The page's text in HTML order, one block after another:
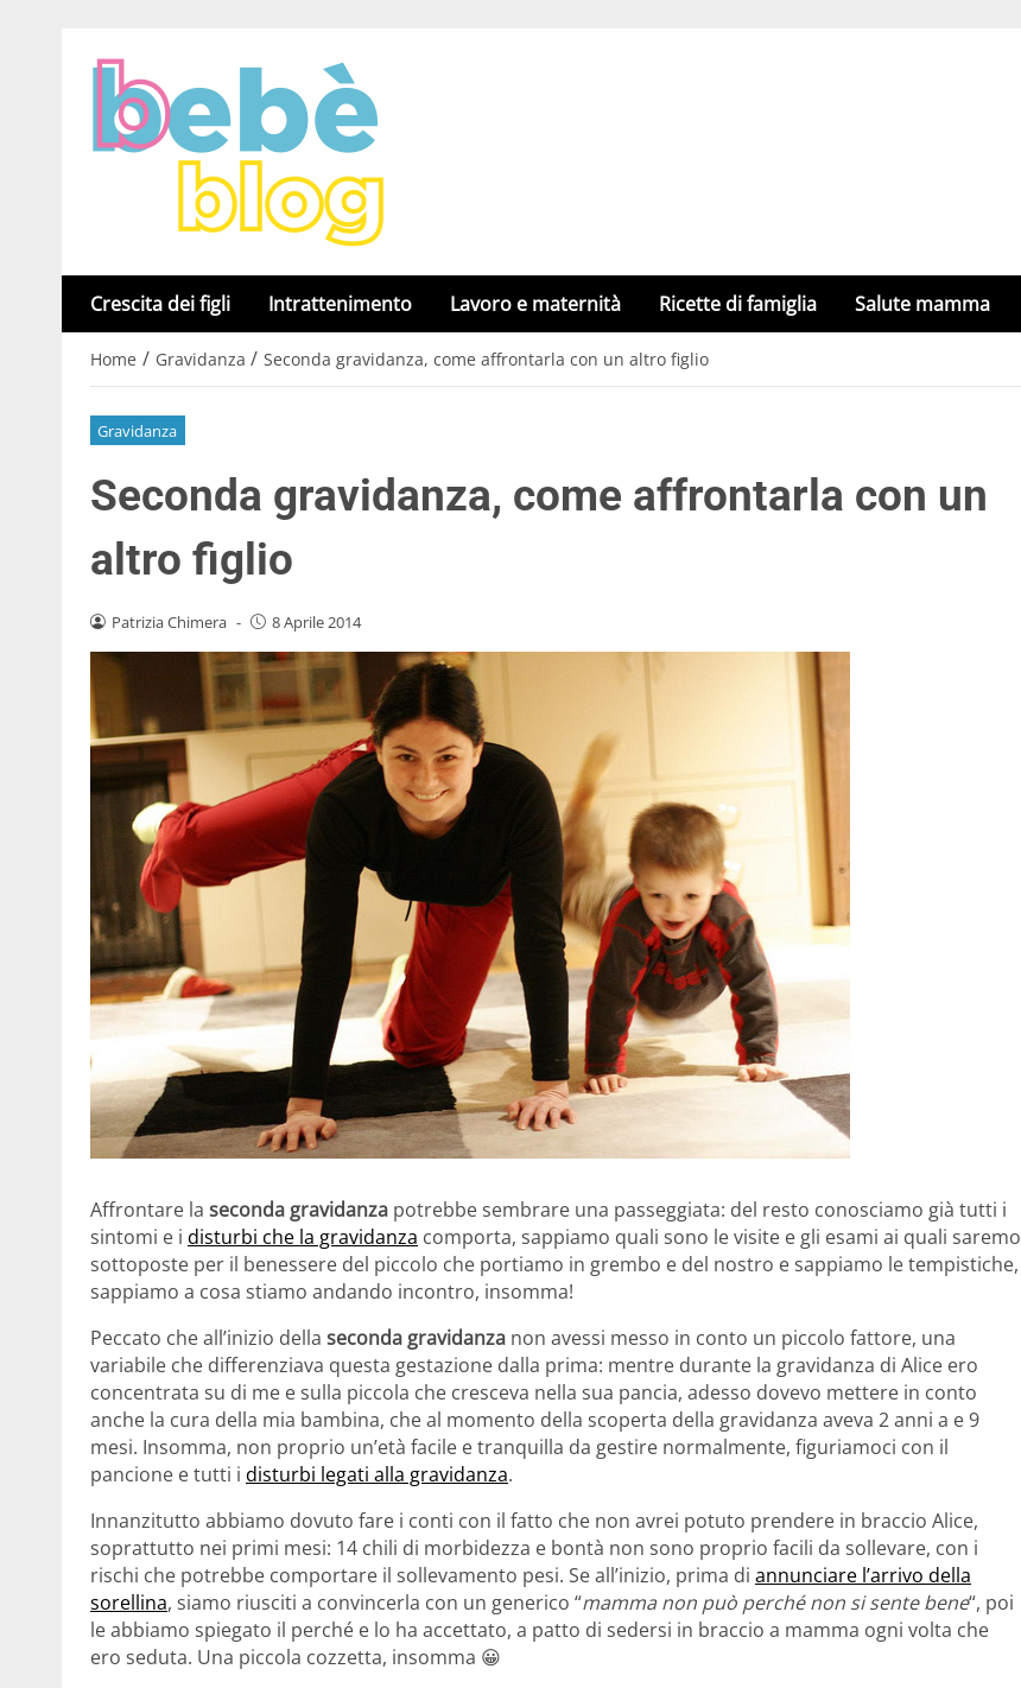
Crescita dei figli Intrattenimento Lavoro e maternità Ricette di famiglia Salute mamma
Home / Gravidanza / Seconda gravidanza, come affrontarla con un altro figlio
Gravidanza
Seconda gravidanza, come affrontarla con un
altro figlio
Patrizia Chimera - 8 Aprile 2014
Affrontare la seconda gravidanza potrebbe sembrare una passeggiata: del resto conosciamo già tutti i
sintomi e i disturbi che la gravidanza comporta, sappiamo quali sono le visite e gli esami ai quali saremo
sottoposte per il benessere del piccolo che portiamo in grembo e del nostro e sappiamo le tempistiche,
sappiamo a cosa stiamo andando incontro, insomma!
Peccato che all’inizio della seconda gravidanza non avessi messo in conto un piccolo fattore, una
variabile che differenziava questa gestazione dalla prima: mentre durante la gravidanza di Alice ero
concentrata su di me e sulla piccola che cresceva nella sua pancia, adesso dovevo mettere in conto
anche la cura della mia bambina, che al momento della scoperta della gravidanza aveva 2 anni a e 9
mesi. Insomma, non proprio un’età facile e tranquilla da gestire normalmente, figuriamoci con il
pancione e tutti i disturbi legati alla gravidanza.
Innanzitutto abbiamo dovuto fare i conti con il fatto che non avrei potuto prendere in braccio Alice,
soprattutto nei primi mesi: 14 chili di morbidezza e bontà non sono proprio facili da sollevare, con i
rischi che potrebbe comportare il sollevamento pesi. Se all’inizio, prima di annunciare l’arrivo della
sorellina, siamo riusciti a convincerla con un generico “mamma non può perché non si sente bene“, poi
le abbiamo spiegato il perché e lo ha accettato, a patto di sedersi in braccio a mamma ogni volta che
ero seduta. Una piccola cozzetta, insomma 😀